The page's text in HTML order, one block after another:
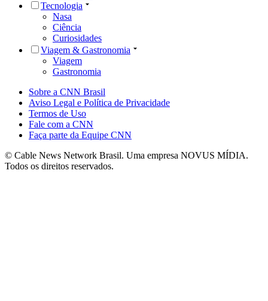
Tecnologia
Nasa
Ciência
Curiosidades
Viagem & Gastronomia
Viagem
Gastronomia
Sobre a CNN Brasil
Aviso Legal e Política de Privacidade
Termos de Uso
Fale com a CNN
Faça parte da Equipe CNN
© Cable News Network Brasil. Uma empresa NOVUS MÍDIA.
Todos os direitos reservados.